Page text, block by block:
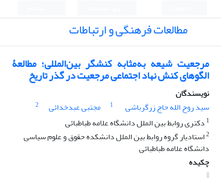
مطالعات فرهنگی و ارتباطات
مرجعیت شیعه به‌مثابه کنشگر بین‌المللی؛ مطالعۀ
الگوهای کنش نهاد اجتماعی مرجعیت در گذر تاریخ
نویسندگان
سید روح الله حاج زرگرباشی
1 مجتبی عبدخدائی
2
1 دکتری روابط بین الملل دانشگاه علامه طباطبائی
2استادیار گروه روابط بین الملل دانشکده حقوق و علوم سیاسی
دانشگاه علامه طباطبائی
چکیده